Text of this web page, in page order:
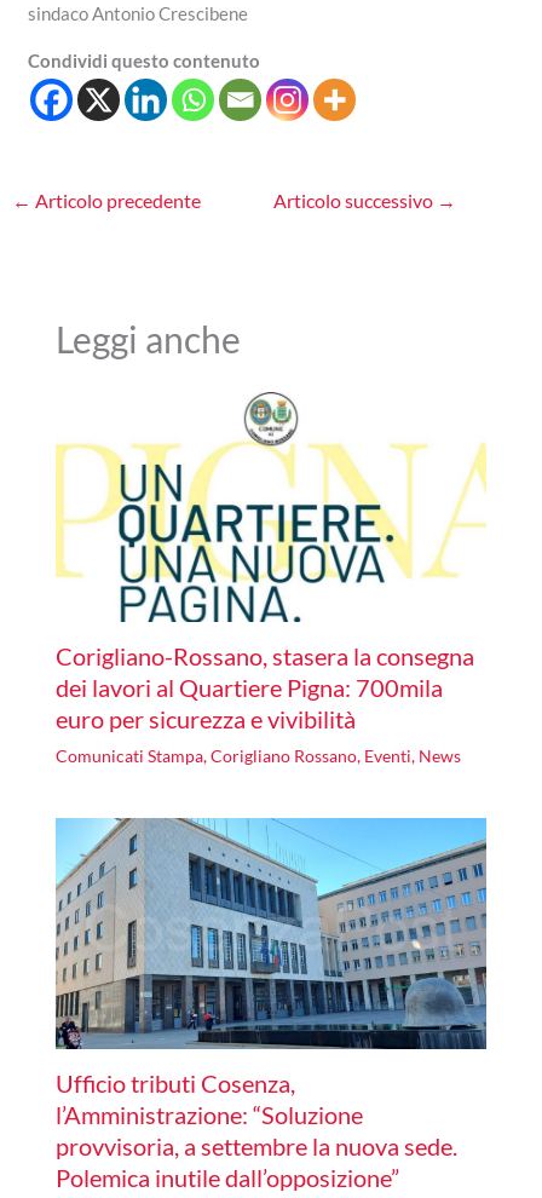
sindaco Antonio Crescibene
Condividi questo contenuto
← Articolo precedente Articolo successivo →
Leggi anche
Corigliano-Rossano, stasera la consegna
dei lavori al Quartiere Pigna: 700mila
euro per sicurezza e vivibilità
Comunicati Stampa,Corigliano Rossano, Eventi, News
Ufficio tributi Cosenza,
l’Amministrazione: “Soluzione
provvisoria, a settembre la nuova sede.
Polemica inutile dall’opposizione”